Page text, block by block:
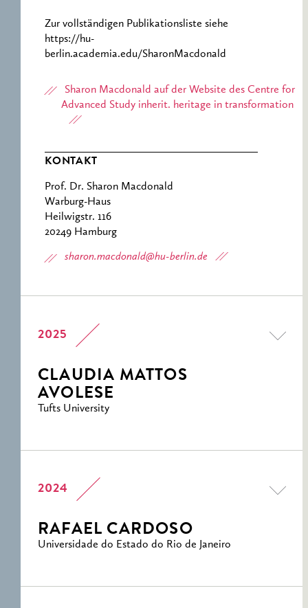
Zur vollständigen Publikationsliste siehe
https://hu-
berlin.academia.edu/SharonMacdonald
Sharon Macdonald auf der Website des Centre for
Advanced Study inherit. heritage in transformation
KONTAKT
Prof. Dr. Sharon Macdonald
Warburg-Haus
Heilwigstr. 116
20249 Hamburg
sharon.macdonald@hu-berlin.de
2025
CLAUDIA MATTOS
AVOLESE
Tufts University
2024
RAFAEL CARDOSO
Universidade do Estado do Rio de Janeiro